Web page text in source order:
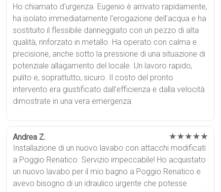
Ho chiamato d'urgenza. Eugenio è arrivato rapidamente,
ha isolato immediatamente l'erogazione dell'acqua e ha
sostituito il flessibile danneggiato con un pezzo di alta
qualità, rinforzato in metallo. Ha operato con calma e
precisione, anche sotto la pressione di una situazione di
potenziale allagamento del locale. Un lavoro rapido,
pulito e, soprattutto, sicuro. Il costo del pronto
intervento era giustificato dall'efficienza e dalla velocità
dimostrate in una vera emergenza.
Andrea Z. ★★★★★
Installazione di un nuovo lavabo con attacchi modificati
a Poggio Renatico. Servizio impeccabile! Ho acquistato
un nuovo lavabo per il mio bagno a Poggio Renatico e
avevo bisogno di un idraulico urgente che potesse